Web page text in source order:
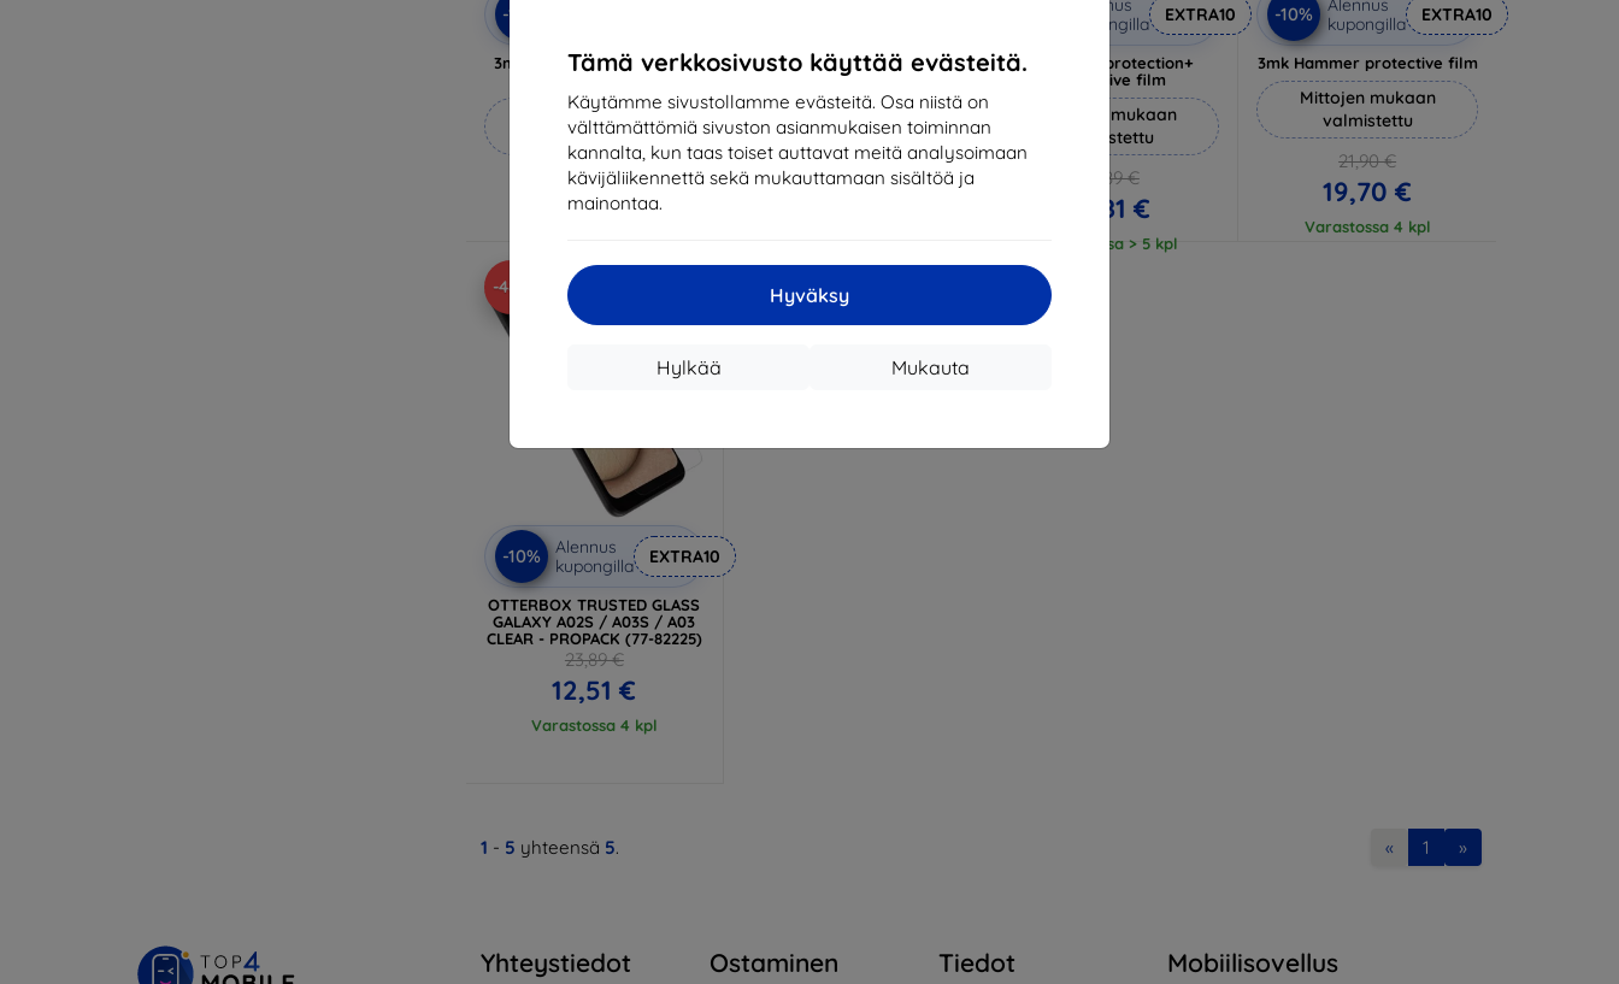
Tämä verkkosivusto käyttää evästeitä.
Käytämme sivustollamme evästeitä. Osa niistä on
välttämättömiä sivuston asianmukaisen toiminnan
kannalta, kun taas toiset auttavat meitä analysoimaan
kävijäliikennettä sekä mukauttamaan sisältöä ja
mainontaa.
Hyväksy
Mukauta
Hylkää
-10%
3mk Anti-Shock protective
glass
Mittojen mukaan
valmistettu
18,90 €
17,01 €
3mk Pure Matt protective
glass
Mittojen mukaan
valmistettu
14,90 €
kupongilla
EXTRA10
3mk Silverprotection+
protective film
Mittojen mukaan
valmistettu
20,89 €
18,81 €
Varastossa > 5 kpl
-10%
kupongilla
EXTRA10
3mk Hammer protective film
Mittojen mukaan
valmistettu
21,90 €
19,70 €
Varastossa 4 kpl
-48%
-10%
Alennus
kupongilla
EXTRA10
OTTERBOX TRUSTED GLASS
GALAXY A02S / A03S / A03
CLEAR - PROPACK (77-82225)
23,89 €
12,51 €
Varastossa 4 kpl
1 - 5 yhteensä 5. « 1 »
Yhteystiedot Ostaminen Tiedot Mobiilisovellus